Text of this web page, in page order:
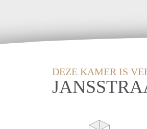
DEZE KAMER IS